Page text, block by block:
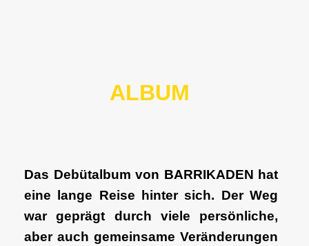
ALBUM
Das Debütalbum von BARRIKADEN hat
eine lange Reise hinter sich. Der Weg
war geprägt durch viele persönliche,
aber auch gemeinsame Veränderungen